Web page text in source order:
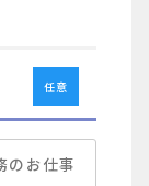
任意